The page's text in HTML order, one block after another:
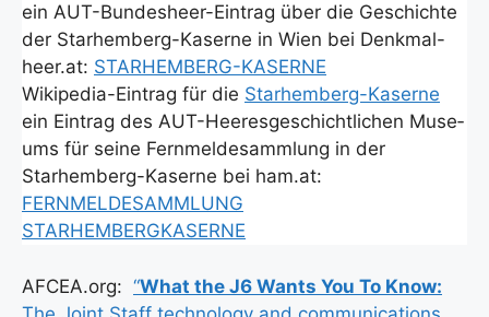
ein AUT-Bun­des­heer-Ein­trag über die Geschich­te
der Starhem­berg-Kaser­ne in Wien bei Denkmal-
heer.at: STARHEMBERG-KASERNE
Wiki­pe­dia-Ein­trag für die Starhem­berg-Kaser­ne
ein Ein­trag des AUT-Hee­res­ge­schicht­li­chen Muse­
ums für sei­ne Fern­mel­de­samm­lung in der
Starhem­berg-Kaser­ne bei ham.at:
FERNMELDESAMMLUNG
STARHEMBERGKASERNE
AFCEA.org: “What the J6 Wants You To Know: